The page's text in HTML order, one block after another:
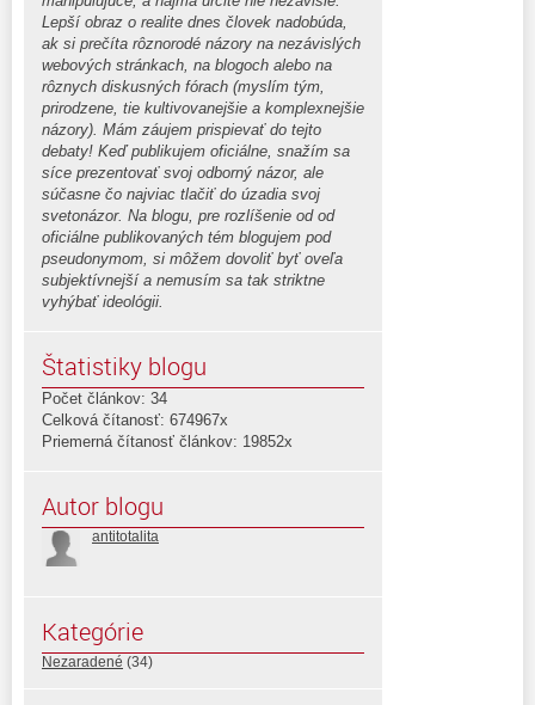
Lepší obraz o realite dnes človek nadobúda,
ak si prečíta rôznorodé názory na nezávislých
webových stránkach, na blogoch alebo na
rôznych diskusných fórach (myslím tým,
prirodzene, tie kultivovanejšie a komplexnejšie
názory). Mám záujem prispievať do tejto
debaty! Keď publikujem oficiálne, snažím sa
síce prezentovať svoj odborný názor, ale
súčasne čo najviac tlačiť do úzadia svoj
svetonázor. Na blogu, pre rozlíšenie od od
oficiálne publikovaných tém blogujem pod
pseudonymom, si môžem dovoliť byť oveľa
subjektívnejší a nemusím sa tak striktne
vyhýbať ideológii.
Štatistiky blogu
Počet článkov: 34
Celková čítanosť: 674967x
Priemerná čítanosť článkov: 19852x
Autor blogu
antitotalita
Kategórie
Nezaradené (34)